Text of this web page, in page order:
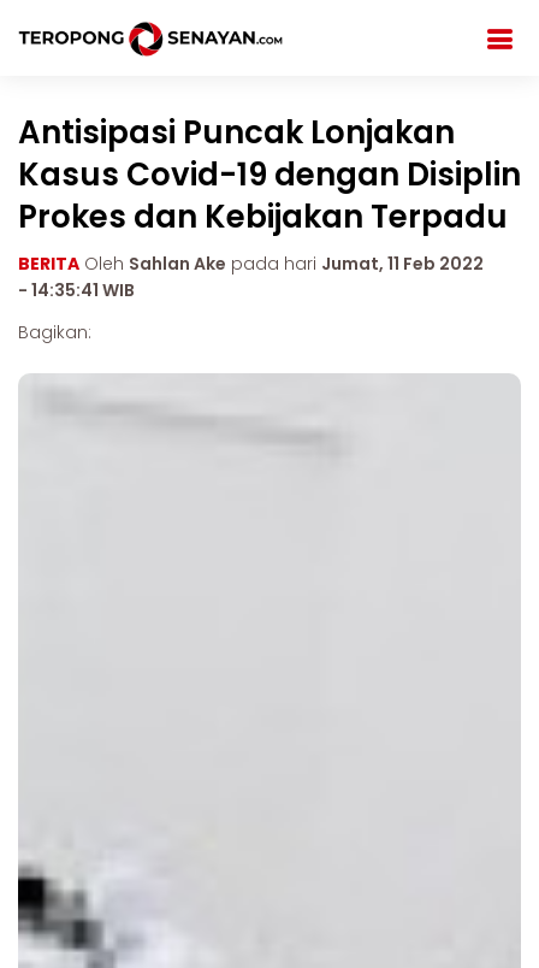
Antisipasi Puncak Lonjakan
Kasus Covid-19 dengan Disiplin
Prokes dan Kebijakan Terpadu
BERITA Oleh Sahlan Ake pada hari Jumat, 11 Feb 2022
- 14:35:41 WIB
Bagikan: